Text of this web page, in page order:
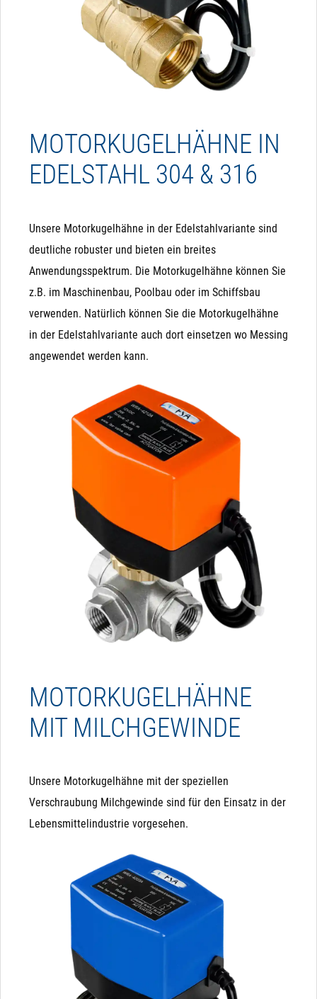
MOTORKUGELHÄHNE IN
EDELSTAHL 304 & 316
Unsere Motorkugelhähne in der Edelstahlvariante sind
deutliche robuster und bieten ein breites
Anwendungsspektrum. Die Motorkugelhähne können Sie
z.B. im Maschinenbau, Poolbau oder im Schiffsbau
verwenden. Natürlich können Sie die Motorkugelhähne
in der Edelstahlvariante auch dort einsetzen wo Messing
angewendet werden kann.
MOTORKUGELHÄHNE
MIT MILCHGEWINDE
Unsere Motorkugelhähne mit der speziellen
Verschraubung Milchgewinde sind für den Einsatz in der
Lebensmittelindustrie vorgesehen.